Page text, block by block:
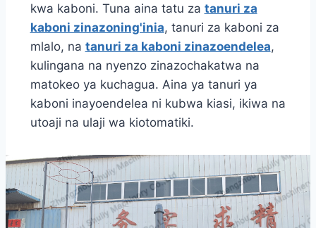
kwa kaboni. Tuna aina tatu za tanuri za
kaboni zinazoning'inia, tanuri za kaboni za
mlalo, na tanuri za kaboni zinazoendelea,
kulingana na nyenzo zinazochakatwa na
matokeo ya kuchagua. Aina ya tanuri ya
kaboni inayoendelea ni kubwa kiasi, ikiwa na
utoaji na ulaji wa kiotomatiki.